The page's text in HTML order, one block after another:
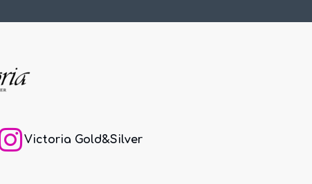
Victoria Gold&Silver